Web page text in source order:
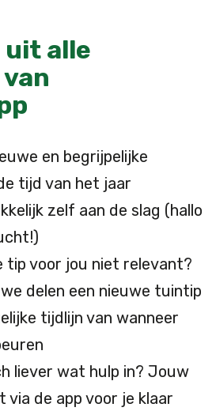
uit alle
en begrijpelijke
tijd van het jaar
zelf aan de slag (hallo
tip voor jou niet relevant?
we delen een nieuwe tuintip
tijdlijn van wanneer
liever wat hulp in? Jouw
via de app voor je klaar